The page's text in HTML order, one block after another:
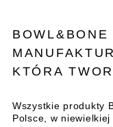
KTÓRA
Wszystkie produkty
Polsce, w